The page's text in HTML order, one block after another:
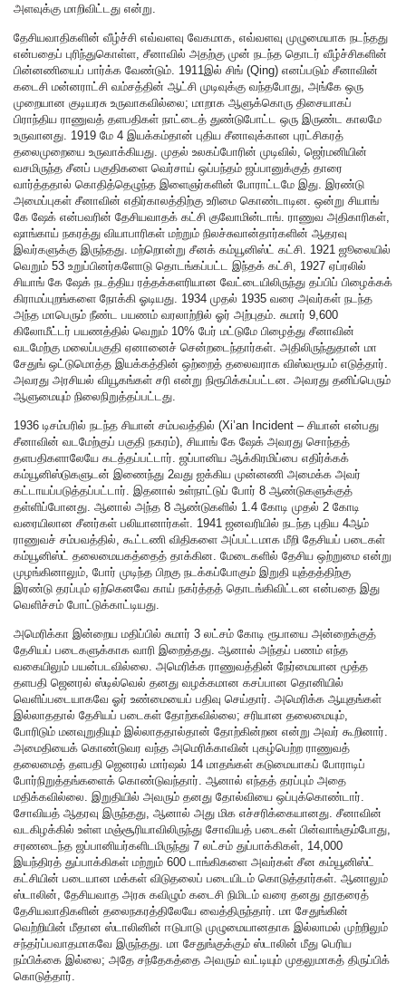
அளவுக்கு மாறிவிட்டது என்று.
தேசியவாதிகளின் வீழ்ச்சி எவ்வளவு வேகமாக, எவ்வளவு முழுமையாக நடந்தது
என்பதைப் புரிந்துகொள்ள, சீனாவில் அதற்கு முன் நடந்த தொடர் வீழ்ச்சிகளின்
பின்னணியைப் பார்க்க வேண்டும். 1911இல் சிங் (Qing) எனப்படும் சீனாவின்
கடைசி மன்னராட்சி வம்சத்தின் ஆட்சி முடிவுக்கு வந்தபோது, அங்கே ஒரு
முறையான குடியரசு உருவாகவில்லை; மாறாக ஆளுக்கொரு திசையாகப்
பிராந்திய ராணுவத் தளபதிகள் நாட்டைத் துண்டுபோட்ட ஒரு இருண்ட காலமே
உருவானது. 1919 மே 4 இயக்கம்தான் புதிய சீனாவுக்கான புரட்சிகரத்
தலைமுறையை உருவாக்கியது. முதல் உலகப்போரின் முடிவில், ஜெர்மனியின்
வசமிருந்த சீனப் பகுதிகளை வெர்சாய் ஒப்பந்தம் ஜப்பானுக்குத் தாரை
வார்த்ததால் கொதித்தெழுந்த இளைஞர்களின் போராட்டமே இது. இரண்டு
அமைப்புகள் சீனாவின் எதிர்காலத்திற்கு உரிமை கொண்டாடின. ஒன்று சியாங்
கே ஷேக் என்பவரின் தேசியவாதக் கட்சி குவோமின்டாங். ராணுவ அதிகாரிகள்,
ஷாங்காய் நகரத்து வியாபாரிகள் மற்றும் நிலச்சுவான்தார்களின் ஆதரவு
இவர்களுக்கு இருந்தது. மற்றொன்று சீனக் கம்யூனிஸ்ட் கட்சி. 1921 ஜூலையில்
வெறும் 53 உறுப்பினர்களோடு தொடங்கப்பட்ட இந்தக் கட்சி, 1927 ஏப்ரலில்
சியாங் கே ஷேக் நடத்திய ரத்தக்களரியான வேட்டையிலிருந்து தப்பிப் பிழைக்கக்
கிராமப்புறங்களை நோக்கி ஓடியது. 1934 முதல் 1935 வரை அவர்கள் நடந்த
அந்த மாபெரும் நீண்ட பயணம் வரலாற்றில் ஓர் அற்புதம். சுமார் 9,600
கிலோமீட்டர் பயணத்தில் வெறும் 10% பேர் மட்டுமே பிழைத்து சீனாவின்
வடமேற்கு மலைப்பகுதி ஏனானைச் சென்றடைந்தார்கள். அதிலிருந்துதான் மா
சேதுங் ஒட்டுமொத்த இயக்கத்தின் ஒற்றைத் தலைவராக விஸ்வரூபம் எடுத்தார்.
அவரது அரசியல் வியூகங்கள் சரி என்று நிரூபிக்கப்பட்டன. அவரது தனிப்பெரும்
ஆளுமையும் நிலைநிறுத்தப்பட்டது.
1936 டிசம்பரில் நடந்த சியான் சம்பவத்தில் (Xi’an Incident – சியான் என்பது
சீனாவின் வடமேற்குப் பகுதி நகரம்), சியாங் கே ஷேக் அவரது சொந்தத்
தளபதிகளாலேயே கடத்தப்பட்டார். ஜப்பானிய ஆக்கிரமிப்பை எதிர்க்கக்
கம்யூனிஸ்டுகளுடன் இணைந்து 2வது ஐக்கிய முன்னணி அமைக்க அவர்
கட்டாயப்படுத்தப்பட்டார். இதனால் உள்நாட்டுப் போர் 8 ஆண்டுகளுக்குத்
தள்ளிப்போனது. ஆனால் அந்த 8 ஆண்டுகளில் 1.4 கோடி முதல் 2 கோடி
வரையிலான சீனர்கள் பலியானார்கள். 1941 ஜனவரியில் நடந்த புதிய 4ஆம்
ராணுவச் சம்பவத்தில், கூட்டணி விதிகளை அப்பட்டமாக மீறி தேசியப் படைகள்
கம்யூனிஸ்ட் தலைமையகத்தைத் தாக்கின. மேடைகளில் தேசிய ஒற்றுமை என்று
முழங்கினாலும், போர் முடிந்த பிறகு நடக்கப்போகும் இறுதி யுத்தத்திற்கு
இரண்டு தரப்பும் ஏற்கெனவே காய் நகர்த்தத் தொடங்கிவிட்டன என்பதை இது
வெளிச்சம் போட்டுக்காட்டியது.
அமெரிக்கா இன்றைய மதிப்பில் சுமார் 3 லட்சம் கோடி ரூபாயை அன்றைக்குத்
தேசியப் படைகளுக்காக வாரி இறைத்தது. ஆனால் அந்தப் பணம் எந்த
வகையிலும் பயன்படவில்லை. அமெரிக்க ராணுவத்தின் நேர்மையான மூத்த
தளபதி ஜெனரல் ஸ்டில்வெல் தனது வழக்கமான கசப்பான தொனியில்
வெளிப்படையாகவே ஓர் உண்மையைப் பதிவு செய்தார். அமெரிக்க ஆயுதங்கள்
இல்லாததால் தேசியப் படைகள் தோற்கவில்லை; சரியான தலைமையும்,
போரிடும் மனவுறுதியும் இல்லாததால்தான் தோற்கின்றன என்று அவர் கூறினார்.
அமைதியைக் கொண்டுவர வந்த அமெரிக்காவின் புகழ்பெற்ற ராணுவத்
தலைமைத் தளபதி ஜெனரல் மார்ஷல் 14 மாதங்கள் கடுமையாகப் போராடிப்
போர்நிறுத்தங்களைக் கொண்டுவந்தார். ஆனால் எந்தத் தரப்பும் அதை
மதிக்கவில்லை. இறுதியில் அவரும் தனது தோல்வியை ஒப்புக்கொண்டார்.
சோவியத் ஆதரவு இருந்தது, ஆனால் அது மிக எச்சரிக்கையானது. சீனாவின்
வடகிழக்கில் உள்ள மஞ்சூரியாவிலிருந்து சோவியத் படைகள் பின்வாங்கும்போது,
சரணடைந்த ஜப்பானியர்களிடமிருந்து 7 லட்சம் துப்பாக்கிகள், 14,000
இயந்திரத் துப்பாக்கிகள் மற்றும் 600 டாங்கிகளை அவர்கள் சீன கம்யூனிஸ்ட்
கட்சியின் படையான மக்கள் விடுதலைப் படையிடம் கொடுத்தார்கள். ஆனாலும்
ஸ்டாலின், தேசியவாத அரசு கவிழும் கடைசி நிமிடம் வரை தனது தூதரைத்
தேசியவாதிகளின் தலைநகரத்திலேயே வைத்திருந்தார். மா சேதுங்கின்
வெற்றியின் மீதான ஸ்டாலினின் ஈடுபாடு முழுமையானதாக இல்லாமல் முற்றிலும்
சந்தர்ப்பவாதமாகவே இருந்தது. மா சேதுங்குக்கும் ஸ்டாலின் மீது பெரிய
நம்பிக்கை இல்லை; அதே சந்தேகத்தை அவரும் வட்டியும் முதலுமாகத் திருப்பிக்
கொடுத்தார்.